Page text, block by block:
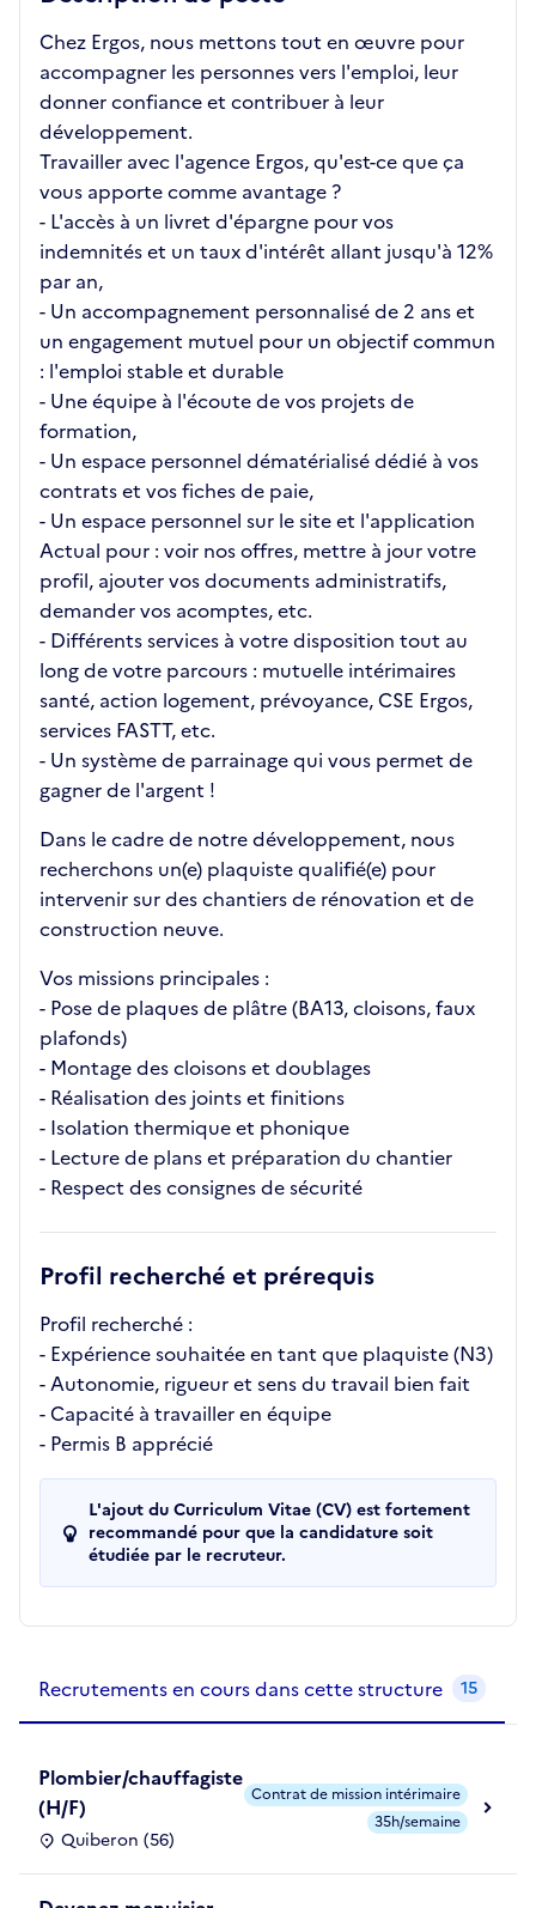
Chez Ergos, nous mettons tout en œuvre pour
accompagner les personnes vers l'emploi, leur
donner confiance et contribuer à leur
développement.
Travailler avec l'agence Ergos, qu'est-ce que ça
vous apporte comme avantage ?
- L'accès à un livret d'épargne pour vos
indemnités et un taux d'intérêt allant jusqu'à 12%
par an,
- Un accompagnement personnalisé de 2 ans et
un engagement mutuel pour un objectif commun
: l'emploi stable et durable
- Une équipe à l'écoute de vos projets de
formation,
- Un espace personnel dématérialisé dédié à vos
contrats et vos fiches de paie,
- Un espace personnel sur le site et l'application
Actual pour : voir nos offres, mettre à jour votre
profil, ajouter vos documents administratifs,
demander vos acomptes, etc.
- Différents services à votre disposition tout au
long de votre parcours : mutuelle intérimaires
santé, action logement, prévoyance, CSE Ergos,
services FASTT, etc.
- Un système de parrainage qui vous permet de
gagner de l'argent !
Dans le cadre de notre développement, nous
recherchons un(e) plaquiste qualifié(e) pour
intervenir sur des chantiers de rénovation et de
construction neuve.
Vos missions principales :
- Pose de plaques de plâtre (BA13, cloisons, faux
plafonds)
- Montage des cloisons et doublages
- Réalisation des joints et finitions
- Isolation thermique et phonique
- Lecture de plans et préparation du chantier
- Respect des consignes de sécurité
Profil recherché et prérequis
Profil recherché :
- Expérience souhaitée en tant que plaquiste (N3)
- Autonomie, rigueur et sens du travail bien fait
- Capacité à travailler en équipe
- Permis B apprécié
L'ajout du Curriculum Vitae (CV) est fortement
recommandé pour que la candidature soit
étudiée par le recruteur.
Recrutements en cours dans cette structure 15
Plombier/chauffagiste
(H/F)
Quiberon (56)
Contrat de mission intérimaire
35h/semaine